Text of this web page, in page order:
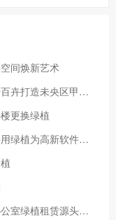
间焕新艺术
西安未央区绿植租赁公司推荐，西安千百卉打造未央区甲级写字楼专属绿植景观
更换绿植
西安绿植租赁公司哪家好，西安千百卉用绿植为高新软件园打造绿色办公
互联网初创企业专属绿植租摆，西安办公室绿植租赁源头厂家